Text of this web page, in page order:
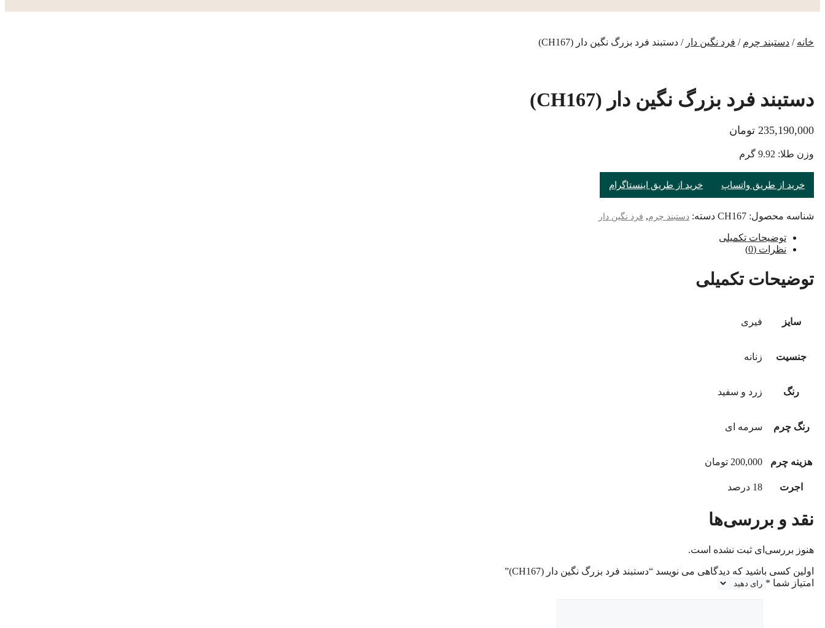
خانه / دستبند چرم / فرد نگین دار / دستبند فرد بزرگ نگین دار (CH167)
دستبند فرد بزرگ نگین دار (CH167)
235,190,000 تومان
وزن طلا: 9.92 گرم
خرید از طریق واتساپ خرید از طریق اینستاگرام
شناسه محصول: CH167 دسته: دستبند چرم, فرد نگین دار
توضیحات تکمیلی
نظرات (0)
توضیحات تکمیلی
سایز فیری
جنسیت زنانه
رنگ زرد و سفید
رنگ چرم سرمه ای
هزینه چرم 200,000 تومان
اجرت 18 درصد
نقد و بررسی‌ها
هنوز بررسی‌ای ثبت نشده است.
اولین کسی باشید که دیدگاهی می نویسد “دستبند فرد بزرگ نگین دار (CH167)”
امتیاز شما *